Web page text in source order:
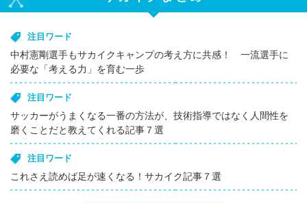
注目ワード
中村憲剛選手もサカイクキャンプの考え方に共感！ 一流選手に
必要な「考える力」を育む一歩
注目ワード
サッカーがうまくなる一番の方法が、技術指導ではなく人間性を
磨くことだと教えてくれる記事７選
注目ワード
これさえ読めば足が速くなる！サカイク記事７選